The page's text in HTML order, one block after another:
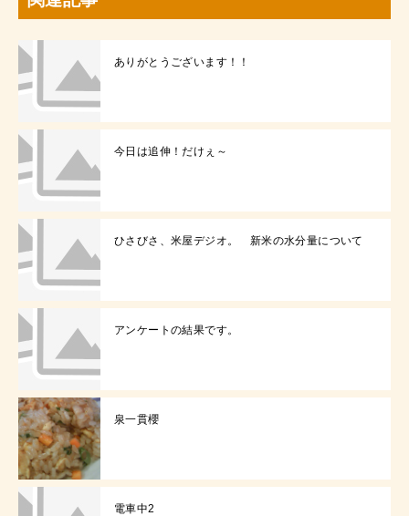
ありがとうございます！！
今日は追伸！だけぇ～
ひさびさ、米屋デジオ。 新米の水分量について
アンケートの結果です。
泉一貫櫻
電車中2